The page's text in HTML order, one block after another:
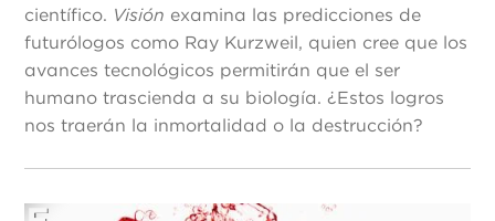
científico. Visión examina las predicciones de
futurólogos como Ray Kurzweil, quien cree que los
avances tecnológicos permitirán que el ser
humano trascienda a su biología. ¿Estos logros
nos traerán la inmortalidad o la destrucción?